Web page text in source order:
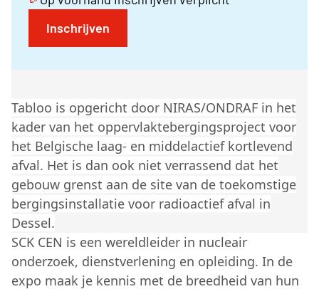
Inschrijven
Tabloo is opgericht door NIRAS/ONDRAF in het
kader van het oppervlaktebergingsproject voor
het Belgische laag- en middelactief kortlevend
afval. Het is dan ook niet verrassend dat het
gebouw grenst aan de site van de toekomstige
bergingsinstallatie voor radioactief afval in
Dessel.
SCK CEN is een wereldleider in nucleair
onderzoek, dienstverlening en opleiding. In de
expo maak je kennis met de breedheid van hun